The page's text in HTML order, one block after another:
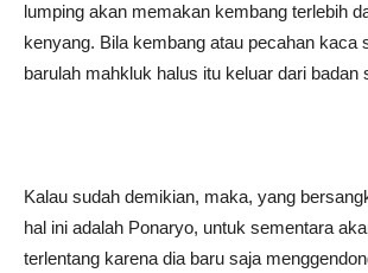
lumping akan memakan kembang terlebih
kenyang. Bila kembang atau pecahan kaca
barulah mahkluk halus itu keluar dari badan
Kalau sudah demikian, maka, yang
hal ini adalah Ponaryo, untuk sementara
terlentang karena dia baru saja